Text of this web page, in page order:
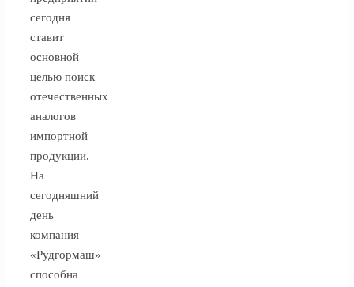
сегодня
ставит
основной
целью поиск
отечественных
аналогов
импортной
продукции.
На
сегодняшний
день
компания
«Рудгормаш»
способна